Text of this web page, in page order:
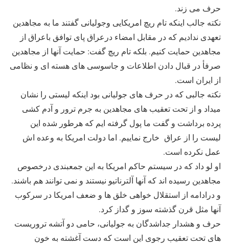
حرف می زند.
نکته جالب اینکه تام ریچ امریکایی وجولیانی گفتند ما به مجاهدین
تعهدی ندادیم که در مقابل امضاء درعراق پای توافق باعراق از
مجاهدین حمایت کنیم. بلکه تام ریچ گفت: حمایت آنها از مجاهدین
صرفأ در قبال دادن اطلاعات و جاسوسی های هسته ای و نظامی
از ایران است.
نکته جالبی که در حرف های جولیانی بود اینکه لیستی را نشان
میداد و از تحت تعقیب های مجاهدین به جرم ترور و آدم کشی
پرده برداشت و گفت ما پول گرفته ایم که هرطور شده این
لیست را از عراق خارج نماییم. اما دولت امریکا به وعده اش
عمل نکرده است.
او لو داد که در سیستم حاکم امریکا به این جمعبندی درخصوص
مجاهدین رسیده اند که آنها آلترناتیو نیستند و نمی توانند هم باشند.
و درادامه از استقلال خواهی خلق ها و ضعف امریکا در سرکوب
آنها مثل قرن گذشته سوز و گداز کرد.
حرف و هشدار جداشدگان به جولیانی، حامی دو آتشه تروریست
های تحت تعقیب رجوی این است که دست آغشته به خون